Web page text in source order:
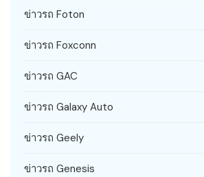
ข่าวรถ Foton
ข่าวรถ Foxconn
ข่าวรถ GAC
ข่าวรถ Galaxy Auto
ข่าวรถ Geely
ข่าวรถ Genesis